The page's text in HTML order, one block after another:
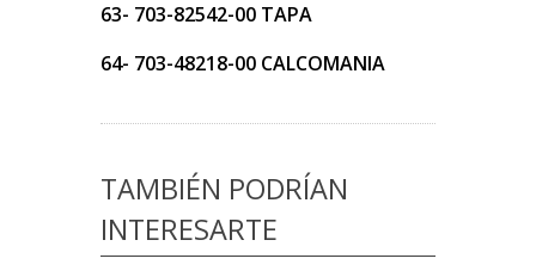
63- 703-82542-00 TAPA
64- 703-48218-00 CALCOMANIA
TAMBIÉN PODRÍAN
INTERESARTE